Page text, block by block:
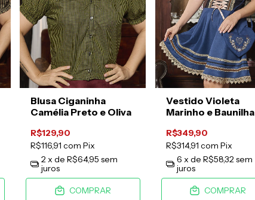
Blusa Ciganinha
Camélia Preto e Oliva
R$129,90
R$116,91com Pix
2x deR$64,95 sem
juros
COMPRAR
Vestido Violeta
Marinho e Baunilha
R$349,90
R$314,91 com Pix
6 x de R$58,32sem
juros
COMPRAR